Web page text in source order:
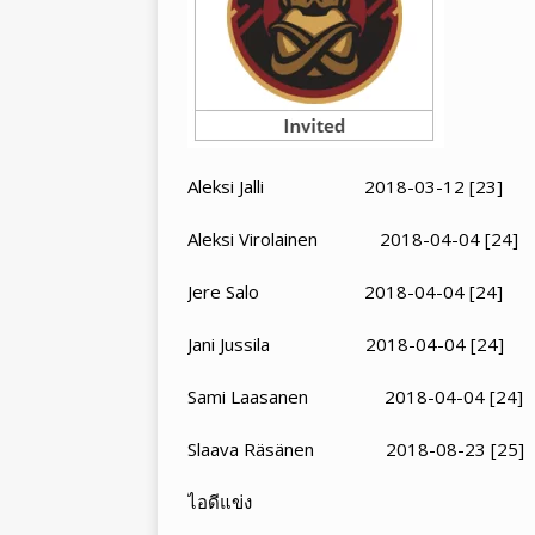
Aleksi Jalli 2018-03-12 [23]
Aleksi Virolainen 2018-04-04 [24]
Jere Salo 2018-04-04 [24]
Jani Jussila 2018-04-04 [24]
Sami Laasanen 2018-04-04 [24]
Slaava Räsänen 2018-08-23 [25]
ไอดีแข่ง